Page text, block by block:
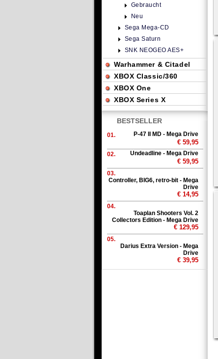
Gebraucht
Neu
Sega Mega-CD
Sega Saturn
SNK NEOGEO AES+
Warhammer & Citadel
XBOX Classic/360
XBOX One
XBOX Series X
BESTSELLER
01. P-47 II MD - Mega Drive
€ 59,95
02. Undeadline - Mega Drive
€ 59,95
03.
Controller, BIG6, retro-bit - Mega
Drive
€ 14,95
04.
Toaplan Shooters Vol. 2
Collectors Edition - Mega Drive
€ 129,95
05.
Darius Extra Version - Mega
Drive
€ 39,95